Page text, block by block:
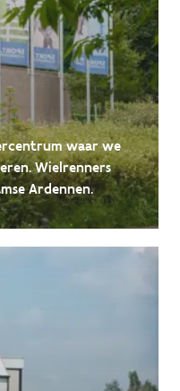
waar we
Wielrenners
Ardennen.